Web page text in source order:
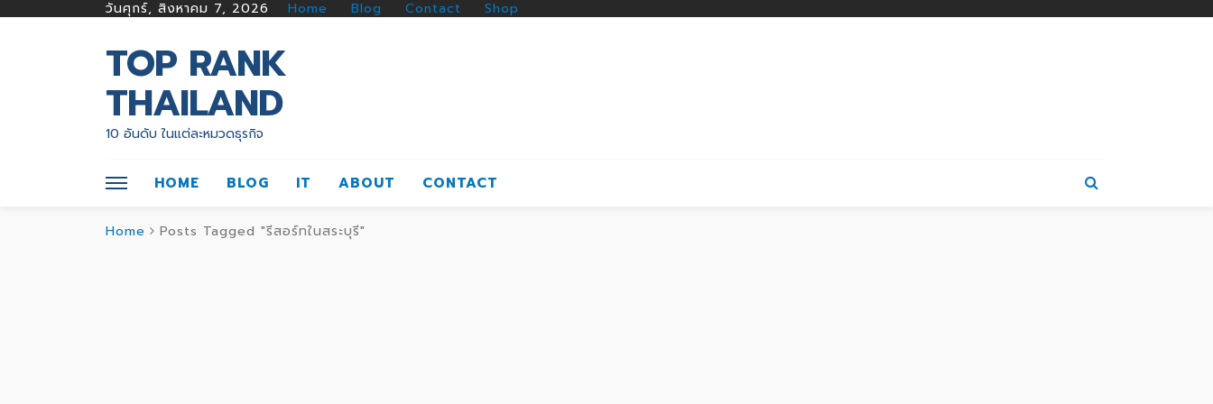
วันศุกร์, สิงหาคม 7, 2026 Home Blog Contact Shop
TOP RANK
THAILAND
10 อันดับ ในแต่ละหมวดธุรกิจ
HOME BLOG IT ABOUT CONTACT
Home Posts Tagged "รีสอร์ทในสระบุรี"